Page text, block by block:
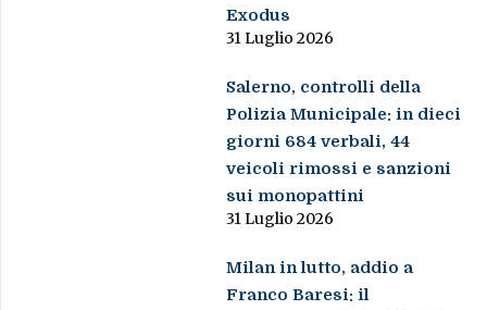
Exodus
31 Luglio 2026
Salerno, controlli della
Polizia Municipale: in dieci
giorni 684 verbali, 44
veicoli rimossi e sanzioni
sui monopattini
31 Luglio 2026
Milan in lutto, addio a
Franco Baresi: il